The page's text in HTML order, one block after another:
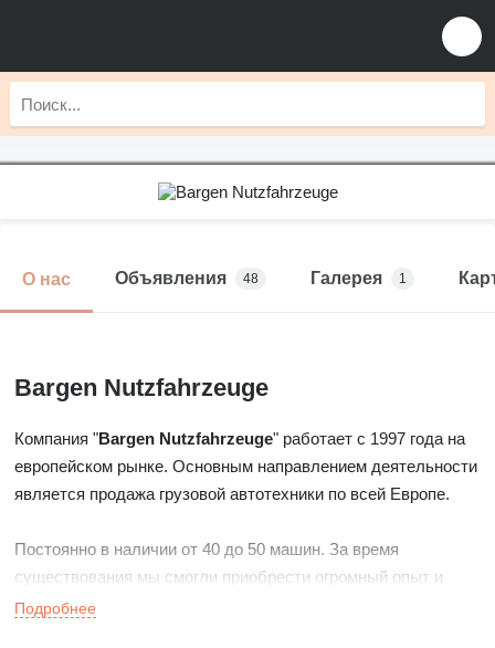
О нас Объявления 48 Галерея 1
Bargen Nutzfahrzeuge
Компания "Bargen Nutzfahrzeuge" работает с 1997 года на
европейском рынке. Основным направлением деятельности
является продажа грузовой автотехники по всей Европе.
Постоянно в наличии от 40 до 50 машин. За время
существования мы смогли приобрести огромный опыт и
завоевать прочную репутацию на данном рынке, так как
Подробнее